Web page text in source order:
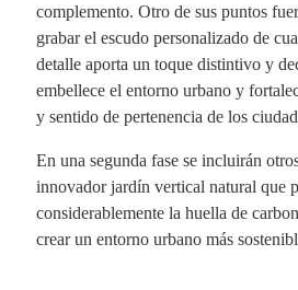
complemento. Otro de sus puntos
grabar el escudo personalizado de
detalle aporta un toque distintivo y
embellece el entorno urbano y
y sentido de pertenencia de los
En una segunda fase se incluirán
innovador jardín vertical natural que
considerablemente la huella de
crear un entorno urbano más